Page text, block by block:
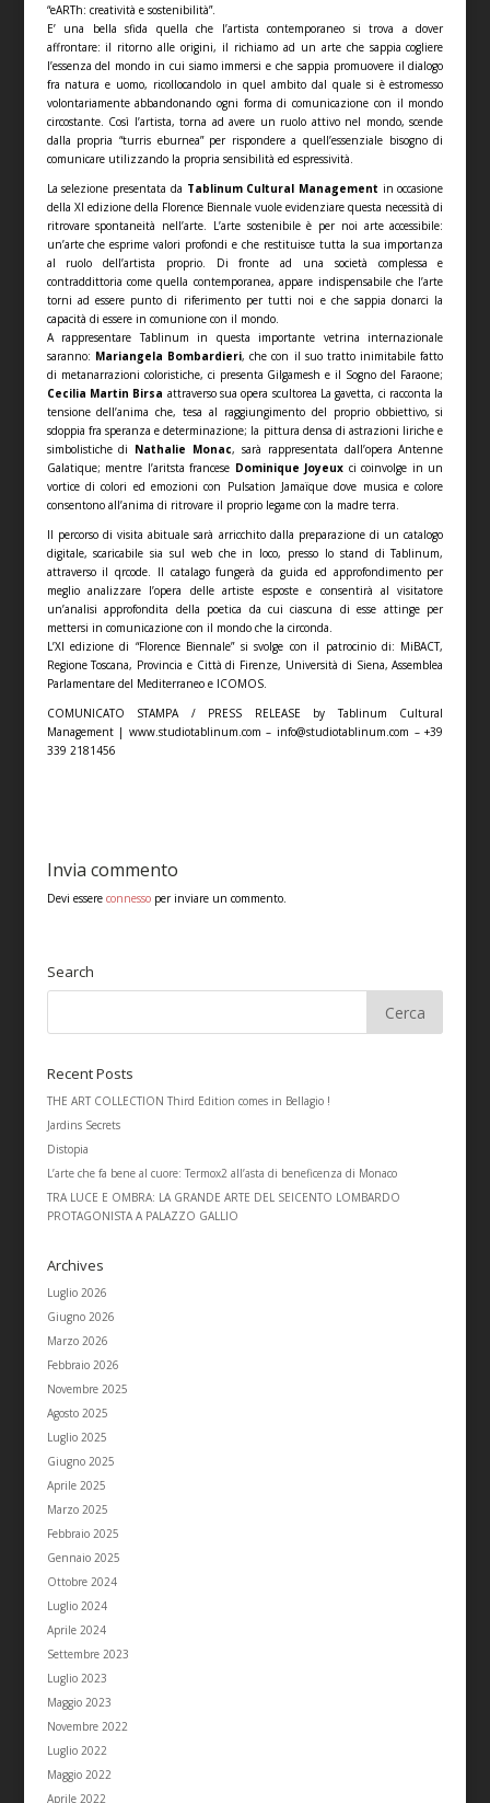
“eARTh: creatività e sostenibilità”.
E’ una bella sfida quella che l’artista contemporaneo si trova a dover
affrontare: il ritorno alle origini, il richiamo ad un arte che sappia cogliere
l’essenza del mondo in cui siamo immersi e che sappia promuovere il dialogo
fra natura e uomo, ricollocandolo in quel ambito dal quale si è estromesso
volontariamente abbandonando ogni forma di comunicazione con il mondo
circostante. Così l’artista, torna ad avere un ruolo attivo nel mondo, scende
dalla propria “turris eburnea” per rispondere a quell’essenziale bisogno di
comunicare utilizzando la propria sensibilità ed espressività.
La selezione presentata da Tablinum Cultural Management in occasione
della XI edizione della Florence Biennale vuole evidenziare questa necessità di
ritrovare spontaneità nell’arte. L’arte sostenibile è per noi arte accessibile:
un’arte che esprime valori profondi e che restituisce tutta la sua importanza
al ruolo dell’artista proprio. Di fronte ad una società complessa e
contraddittoria come quella contemporanea, appare indispensabile che l’arte
torni ad essere punto di riferimento per tutti noi e che sappia donarci la
capacità di essere in comunione con il mondo.
A rappresentare Tablinum in questa importante vetrina internazionale
saranno: Mariangela Bombardieri, che con il suo tratto inimitabile fatto
di metanarrazioni coloristiche, ci presenta Gilgamesh e il Sogno del Faraone;
Cecilia Martin Birsa attraverso sua opera scultorea La gavetta, ci racconta la
tensione dell’anima che, tesa al raggiungimento del proprio obbiettivo, si
sdoppia fra speranza e determinazione; la pittura densa di astrazioni liriche e
simbolistiche di Nathalie Monac, sarà rappresentata dall’opera Antenne
Galatique; mentre l’aritsta francese Dominique Joyeux ci coinvolge in un
vortice di colori ed emozioni con Pulsation Jamaïque dove musica e colore
consentono all’anima di ritrovare il proprio legame con la madre terra.
Il percorso di visita abituale sarà arricchito dalla preparazione di un catalogo
digitale, scaricabile sia sul web che in loco, presso lo stand di Tablinum,
attraverso il qrcode. Il catalago fungerà da guida ed approfondimento per
meglio analizzare l’opera delle artiste esposte e consentirà al visitatore
un’analisi approfondita della poetica da cui ciascuna di esse attinge per
mettersi in comunicazione con il mondo che la circonda.
L’XI edizione di “Florence Biennale” si svolge con il patrocinio di: MiBACT,
Regione Toscana, Provincia e Città di Firenze, Università di Siena, Assemblea
Parlamentare del Mediterraneo e ICOMOS.
COMUNICATO STAMPA / PRESS RELEASE by Tablinum Cultural
Management | www.studiotablinum.com – info@studiotablinum.com – +39
339 2181456
Invia commento
Devi essere connessoper inviare un commento.
Search
Recent Posts
THE ART COLLECTION Third Edition comes in Bellagio !
Jardins Secrets
Distopia
L’arte che fa bene al cuore: Termox2 all’asta di beneficenza di Monaco
TRA LUCE E OMBRA: LA GRANDE ARTE DEL SEICENTO LOMBARDO
PROTAGONISTA A PALAZZO GALLIO
Archives
Luglio 2026
Giugno 2026
Marzo 2026
Febbraio 2026
Novembre 2025
Agosto 2025
Luglio 2025
Giugno 2025
Aprile 2025
Marzo 2025
Febbraio 2025
Gennaio 2025
Ottobre 2024
Luglio 2024
Aprile 2024
Settembre 2023
Luglio 2023
Maggio 2023
Novembre 2022
Luglio 2022
Maggio 2022
Aprile 2022